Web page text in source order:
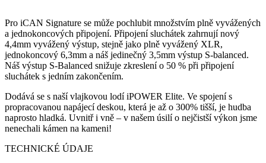
Pro iCAN Signature se může pochlubit množstvím plně vyvážených
a jednokoncových připojení. Připojení sluchátek zahrnují nový
4,4mm vyvážený výstup, stejně jako plně vyvážený XLR,
jednokoncový 6,3mm a náš jedinečný 3,5mm výstup S-balanced.
Náš výstup S-Balanced snižuje zkreslení o 50 % při připojení
sluchátek s jedním zakončením.
Dodává se s naší vlajkovou lodí iPOWER Elite. Ve spojení s
propracovanou napájecí deskou, která je až o 300% tišší, je hudba
naprosto hladká. Uvnitř i vně – v našem úsilí o nejčistší výkon jsme
nenechali kámen na kameni!
TECHNICKÉ ÚDAJE